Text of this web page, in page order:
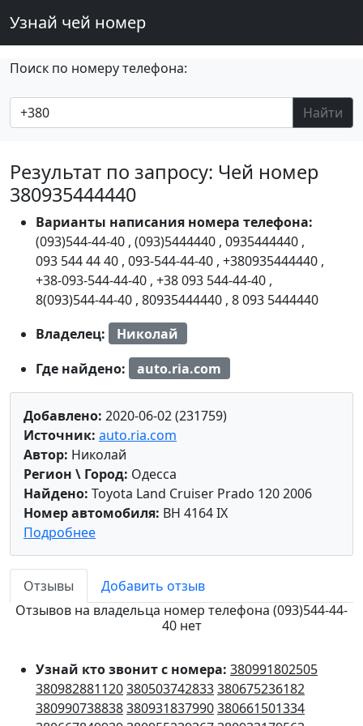
Узнай чей номер
Поиск по номеру телефона:
Найти
Результат по запросу: Чей номер
380935444440
Варианты написания номера телефона:
(093)544-44-40 , (093)5444440 , 0935444440 ,
093 544 44 40 , 093-544-44-40 , +380935444440 ,
+38-093-544-44-40 , +38 093 544-44-40 ,
8(093)544-44-40 , 80935444440 , 8 093 5444440
Владелец:
Николай
Где найдено:
auto.ria.com
Добавлено: 2020-06-02 (231759)
Источник: auto.ria.com
Автор: Николай
Регион \ Город: Одесса
Найдено: Toyota Land Cruiser Prado 120 2006
Номер автомобиля: BH 4164 IX
Подробнее
Отзывы
Добавить отзыв
Отзывов на владельца номер телефона (093)544-44-
40 нет
Узнай кто звонит с номера: 380991802505
380982881120380503742833380675236182
380990738838380931837990380661501334